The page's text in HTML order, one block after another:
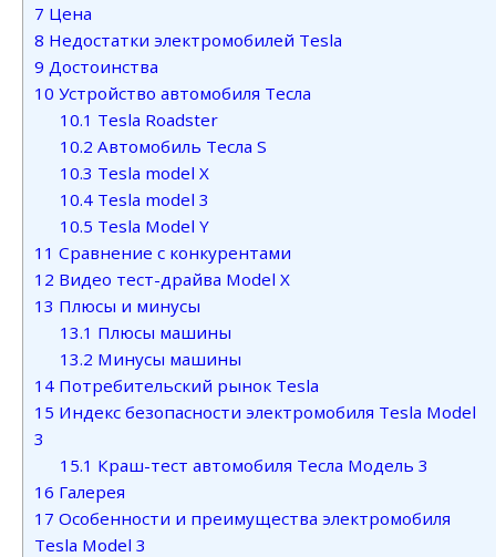
7 Цена
8 Недостатки электромобилей Tesla
9 Достоинства
10 Устройство автомобиля Тесла
10.1 Tesla Roadster
10.2 Автомобиль Тесла S
10.3 Tesla model X
10.4Tesla model 3
10.5 Tesla Model Y
11 Сравнение с конкурентами
12 Видео тест-драйва Model X
13 Плюсы и минусы
13.1 Плюсы машины
13.2 Минусы машины
14 Потребительский рынок Tesla
15 Индекс безопасности электромобиля Tesla Model
3
15.1 Краш-тест автомобиля Тесла Модель 3
16 Галерея
17 Особенности и преимущества электромобиля
Tesla Model 3